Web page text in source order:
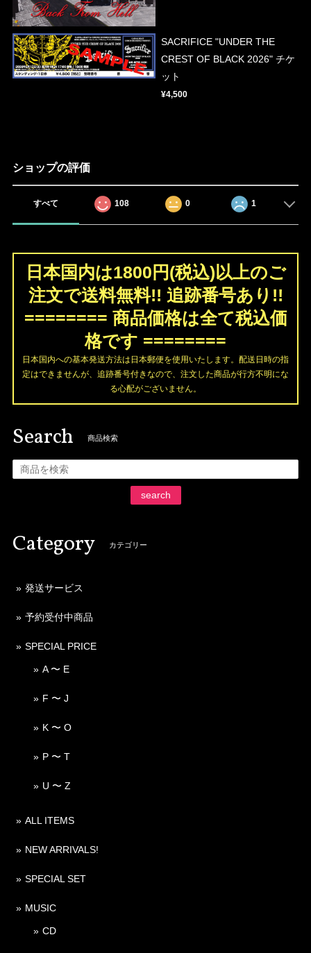
SACRIFICE "UNDER THE
CREST OF BLACK 2026" チケ
ット
¥4,500
ショップの評価
すべて 108 0 1
日本国内は1800円(税込)以上のご
注文で送料無料!! 追跡番号あり!!
======== 商品価格は全て税込価
格です ========
日本国内への基本発送方法は日本郵便を使用いたします。配送日時の指
定はできませんが、追跡番号付きなので、注文した商品が行方不明にな
る心配がございません。
Search 商品検索
search
Category カテゴリー
発送サービス
予約受付中商品
SPECIAL PRICE
A 〜 E
F 〜 J
K 〜 O
P 〜 T
U 〜 Z
ALL ITEMS
NEW ARRIVALS!
SPECIAL SET
MUSIC
CD